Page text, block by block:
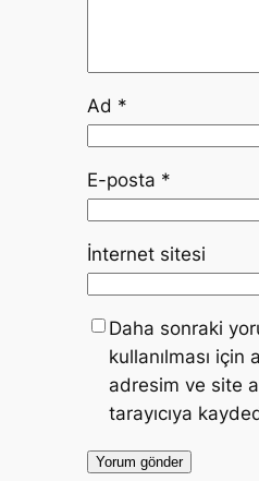
Ad *
E-posta *
İnternet sitesi
Daha sonraki
kullanılması için
adresim ve site
tarayıcıya